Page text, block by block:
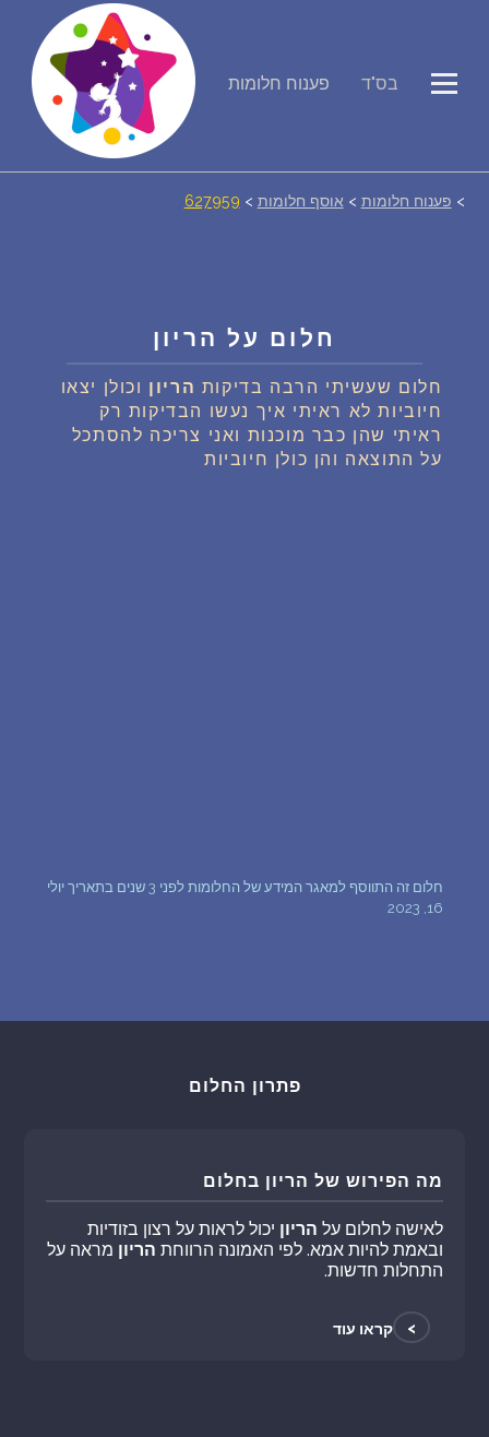
פענוח חלומות בס"ד
פירוש חלומות
סמלים בחלום
חלומות נפוצים
רכישת אוצר החלומות $
> פענוח חלומות > אוסף חלומות >
627959
חלום על הריון
חלום שעשיתי הרבה בדיקות הריון וכולן יצאו
חיוביות לא ראיתי איך נעשו הבדיקות רק
ראיתי שהן כבר מוכנות ואני צריכה להסתכל
על התוצאה והן כולן חיוביות
חלום זה התווסף למאגר המידע של החלומות לפני 3 שנים בתאריך יולי
16, 2023
פתרון החלום
מה הפירוש של הריון בחלום
לאישה לחלום על הריון יכול לראות על רצון בזודיות
ובאמת להיות אמא. לפי האמונה הרווחת הריון מראה על
התחלות חדשות.
> קראו עוד